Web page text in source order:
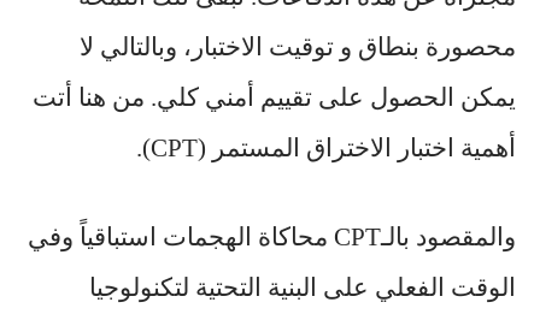
محصورة بنطاق و توقيت الاختبار، وبالتالي لا
يمكن الحصول على تقييم أمني كلي. من هنا أتت
أهمية اختبار الاختراق المستمر (CPT).
والمقصود بالـCPT محاكاة الهجمات استباقياً وفي
الوقت الفعلي على البنية التحتية لتكنولوجيا